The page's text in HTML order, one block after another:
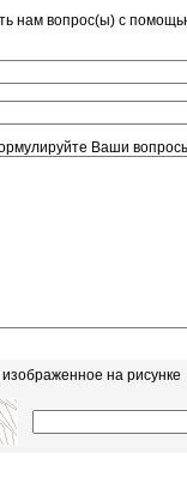
нам вопрос(ы) с
Ваши
на рисунке